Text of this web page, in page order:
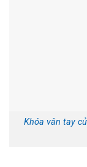
Khóa vân tay